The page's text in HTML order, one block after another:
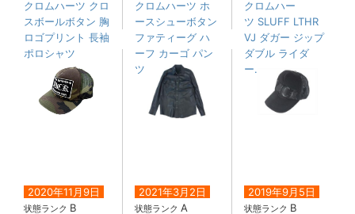
クロムハーツ クロ
スボールボタン 胸
ロゴプリント 長袖
ポロシャツ
クロムハーツ ホ
ースシューボタン
ファティーグ ハ
ーフ カーゴ パン
ツ
クロムハー
ツ SLUFF LTHR
VJ ダガー ジップ
ダブル ライダ
ー....
2020年11月9日
状態ランク B
2021年3月2日
状態ランクA
2019年9月5日
状態ランク B